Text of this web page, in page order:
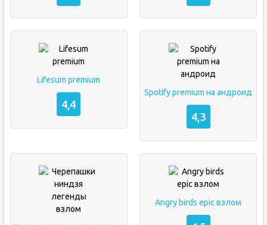
Lifesum premium
4,4
Spotify premium на андроид
4,3
Angry birds epic взлом